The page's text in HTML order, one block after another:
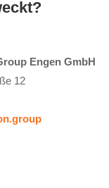
Engen GmbH
12